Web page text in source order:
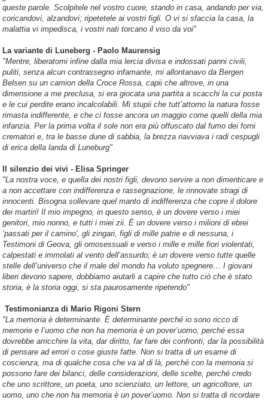
queste parole. Scolpitele nel vostro cuore, stando in casa, andando per via,
coricandovi, alzandovi; ripetetele ai vostri figli. O vi si sfaccia la casa, la
malattia vi impedisca, i vostri nati torcano il viso da voi"
La variante di Luneberg - Paolo Maurensig
"Mentre, liberatomi infine dalla mia lercia divisa e indossati panni civili,
puliti, senza alcun contrassegno infamante, mi allontanavo da Bergen
Belsen su un camion della Croce Rossa, capii che altrove, in una
dimensione a me preclusa, si era giocata una partita a scacchi la cui posta
e le cui perdite erano incalcolabili. Mi stupii che tutt’attorno la natura fosse
rimasta indifferente, e che ci fosse ancora un maggio come quelli della mia
infanzia. Per la prima volta il sole non era più offuscato dal fumo dei forni
crematori e, tra le basse dune di sabbia, la brezza riavviava i radi cespugli
di erica della landa di Luneburg"
Il silenzio dei vivi - Elisa Springer
"La nostra voce, e quella dei nostri figli, devono servire a non dimenticare e
a non accettare con indifferenza e rassegnazione, le rinnovate stragi di
innocenti. Bisogna sollevare quel manto di indifferenza che copre il dolore
dei martiri! Il mio impegno, in questo senso, è un dovere verso i miei
genitori, mio nonno, e tutti i miei zii. È un dovere verso i milioni di ebrei
‘passati per il camino', gli zingari, figli di mille patrie e di nessuna, i
Testimoni di Geova, gli omosessuali e verso i mille e mille fiori violentati,
calpestati e immolati al vento dell’assurdo; è un dovere verso tutte quelle
stelle dell’universo che il male del mondo ha voluto spegnere… I giovani
liberi devono sapere, dobbiamo aiutarli a capire che tutto ciò che è stato
storia, è la storia oggi, si sta paurosamente ripetendo"
Testimonianza di Mario Rigoni Stern
"La memoria è determinante. È determinante perché io sono ricco di
memorie e l’uomo che non ha memoria è un pover’uomo, perché essa
dovrebbe arricchire la vita, dar diritto, far fare dei confronti, dar la possibilità
di pensare ad errori o cose giuste fatte. Non si tratta di un esame di
coscienza, ma di qualche cosa che va al di là, perché con la memoria si
possono fare dei bilanci, delle considerazioni, delle scelte, perché credo
che uno scrittore, un poeta, uno scienziato, un lettore, un agricoltore, un
uomo, uno che non ha memoria è un pover’uomo. Non si tratta di ricordare